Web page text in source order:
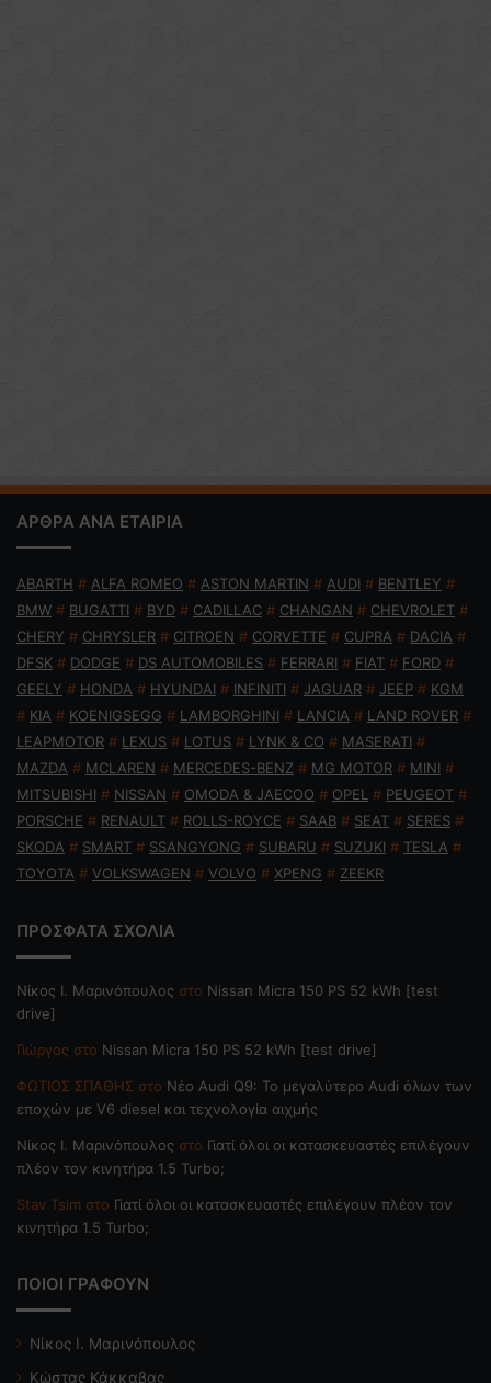
ΑΡΘΡΑ ΑΝΑ ΕΤΑΙΡΙΑ
ABARTH # ALFA ROMEO # ASTON MARTIN # AUDI # BENTLEY #
BMW # BUGATTI # BYD # CADILLAC # CHANGAN # CHEVROLET #
CHERY # CHRYSLER # CITROEN # CORVETTE # CUPRA # DACIA #
DFSK # DODGE # DS AUTOMOBILES # FERRARI # FIAT # FORD #
GEELY # HONDA # HYUNDAI # INFINITI # JAGUAR # JEEP # KGM
# KIA # KOENIGSEGG # LAMBORGHINI # LANCIA # LAND ROVER #
LEAPMOTOR # LEXUS # LOTUS # LYNK & CO # MASERATI #
MAZDA # MCLAREN # MERCEDES-BENZ # MG MOTOR # MINI #
MITSUBISHI # NISSAN # OMODA & JAECOO # OPEL # PEUGEOT #
PORSCHE # RENAULT # ROLLS-ROYCE # SAAB # SEAT # SERES #
SKODA # SMART # SSANGYONG # SUBARU # SUZUKI # TESLA #
TOYOTA # VOLKSWAGEN # VOLVO # XPENG # ZEEKR
ΠΡΟΣΦΑΤΑ ΣΧΟΛΙΑ
Nίκος Ι. Mαρινόπουλος στο Nissan Micra 150 PS 52 kWh [test
drive]
Γιώργος στο Nissan Micra 150 PS 52 kWh [test drive]
ΦΩΤΙΟΣ ΣΠΑΘΗΣ στο Νέο Audi Q9: Το μεγαλύτερο Audi όλων των
εποχών με V6 diesel και τεχνολογία αιχμής
Nίκος Ι. Mαρινόπουλος στο Γιατί όλοι οι κατασκευαστές επιλέγουν
πλέον τον κινητήρα 1.5 Turbo;
Stav Tsim στο Γιατί όλοι οι κατασκευαστές επιλέγουν πλέον τον
κινητήρα 1.5 Turbo;
ΠΟΙΟΙ ΓΡΑΦΟΥΝ
Νίκος Ι. Μαρινόπουλος
Κώστας Κάκκαβας